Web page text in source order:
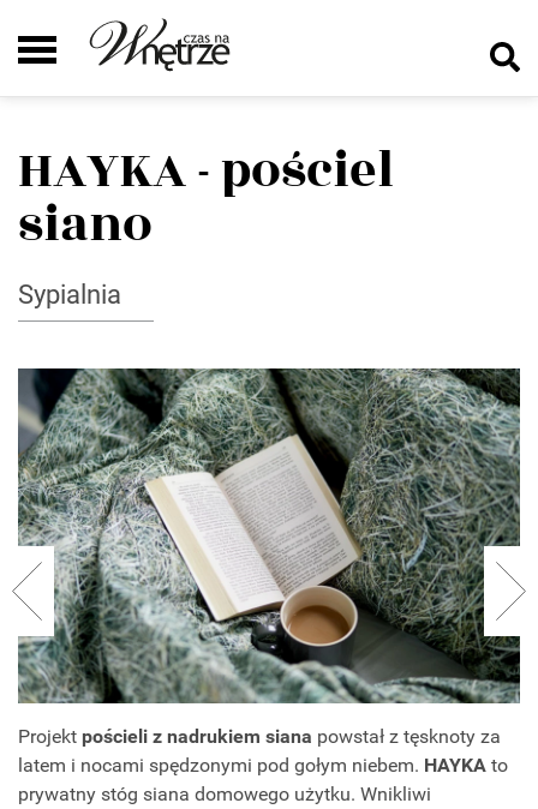
HAYKA - pościel
siano
Sypialnia
Projekt pościeli z nadrukiem siana powstał z tęsknoty za
latem i nocami spędzonymi pod gołym niebem. HAYKA to
prywatny stóg siana domowego użytku. Wnikliwi